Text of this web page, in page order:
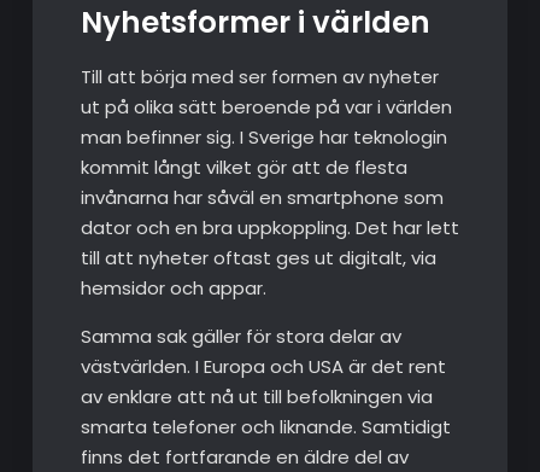
Nyhetsformer i världen
Till att börja med ser formen av nyheter
ut på olika sätt beroende på var i världen
man befinner sig. I Sverige har teknologin
kommit långt vilket gör att de flesta
invånarna har såväl en smartphone som
dator och en bra uppkoppling. Det har lett
till att nyheter oftast ges ut digitalt, via
hemsidor och appar.
Samma sak gäller för stora delar av
västvärlden. I Europa och USA är det rent
av enklare att nå ut till befolkningen via
smarta telefoner och liknande. Samtidigt
finns det fortfarande en äldre del av